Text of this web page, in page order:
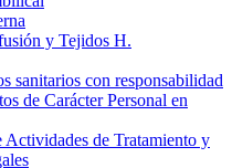
y Tejidos H.
sanitarios con responsabilidad
de Carácter Personal en
Actividades de Tratamiento y